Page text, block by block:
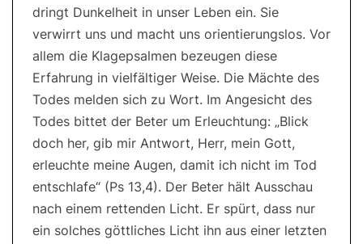
dringt Dunkelheit in unser Leben ein. Sie
verwirrt uns und macht uns orientierungslos. Vor
allem die Klagepsalmen bezeugen diese
Erfahrung in vielfältiger Weise. Die Mächte des
Todes melden sich zu Wort. Im Angesicht des
Todes bittet der Beter um Erleuchtung: „Blick
doch her, gib mir Antwort, Herr, mein Gott,
erleuchte meine Augen, damit ich nicht im Tod
entschlafe“ (Ps 13,4). Der Beter hält Ausschau
nach einem rettenden Licht. Er spürt, dass nur
ein solches göttliches Licht ihn aus einer letzten